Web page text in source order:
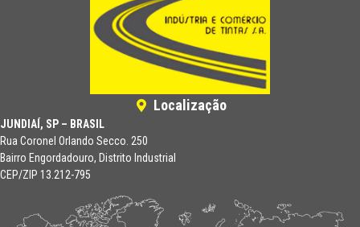
Localização
JUNDIAÍ, SP – BRASIL
Rua Coronel Orlando Secco. 250
Bairro Engordadouro, Distrito Industrial
CEP/ZIP 13.212-795